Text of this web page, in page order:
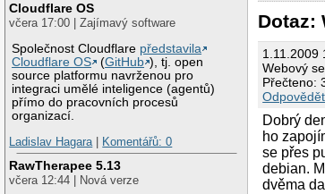
Cloudflare OS
včera 17:00 | Zajímavý software
Společnost Cloudflare představila
Cloudflare OS
(GitHub ), tj. open
source platformu navrženou pro
integraci umělé inteligence (agentů)
přímo do pracovních procesů
organizací.
Ladislav Hagara| Komentářů: 0
RawTherapee 5.13
včera 12:44 | Nová verze
Dotaz:
1.11.2009
Webový
Přečteno:
Odpovědět
Dobrý
ho
se přes
debian.
dvěma